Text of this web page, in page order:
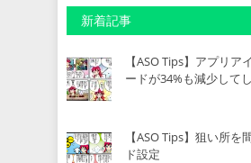
新着記事
【ASO Tips】アプリア
ードが34%も減少して
【ASO Tips】狙い所を
ド設定